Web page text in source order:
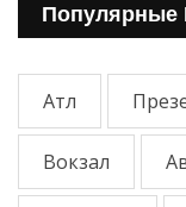
Популярные
Атл
Вокзал